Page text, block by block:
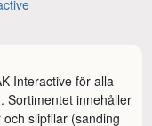
Interactive för alla
Sortimentet innehåller
slipfilar (sanding